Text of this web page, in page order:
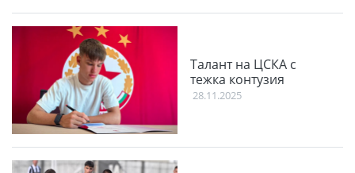
Талант на ЦСКА с
тежка контузия
28.11.2025